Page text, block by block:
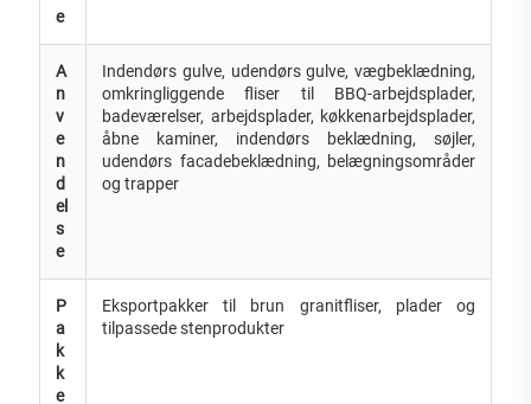
e
A
n
v
e
n
d
el
s
e
Indendørs gulve, udendørs gulve, vægbeklædning,
omkringliggende fliser til BBQ-arbejdsplader,
badeværelser, arbejdsplader, køkkenarbejdsplader,
åbne kaminer, indendørs beklædning, søjler,
udendørs facadebeklædning, belægningsområder
og trapper
P
a
k
k
e
Eksportpakker til brun granitfliser, plader og
tilpassede stenprodukter